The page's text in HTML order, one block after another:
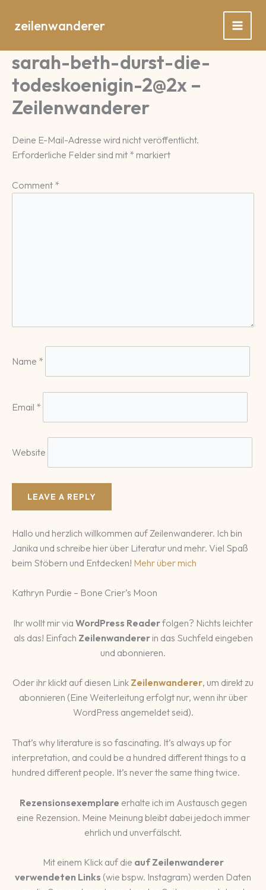
Inhaltzeilenwanderer
sarah-beth-durst-die-
todeskoenigin-2@2x –
Zeilenwanderer
Deine E-Mail-Adresse wird nicht veröffentlicht.
Erforderliche Felder sind mit * markiert
Comment *
Name *
Email *
Website
Hallo und herzlich willkommen auf Zeilenwanderer. Ich bin
Janika und schreibe hier über Literatur und mehr. Viel Spaß
beim Stöbern und Entdecken! Mehr über mich
Kathryn Purdie – Bone Crier’s Moon
Ihr wollt mir via WordPress Readerfolgen? Nichts leichter
als das! Einfach Zeilenwandererin das Suchfeld eingeben
und abonnieren.
Oder ihr klickt auf diesen Link Zeilenwanderer, um direkt zu
abonnieren (Eine Weiterleitung erfolgt nur, wenn ihr über
WordPress angemeldet seid).
That’s why literature is so fascinating. It’s always up for
interpretation, and could be a hundred different things to a
hundred different people. It’s never the same thing twice.
Rezensionsexemplare erhalte ich im Austausch gegen
eine Rezension. Meine Meinung bleibt dabei jedoch immer
ehrlich und unverfälscht.
Mit einem Klick auf die auf Zeilenwanderer
verwendeten Links (wie bspw. Instagram) werden Daten